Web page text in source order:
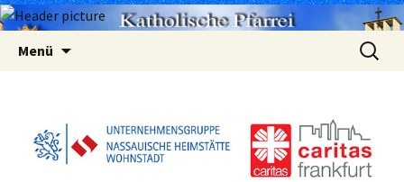
Menü
Suchen
nach: